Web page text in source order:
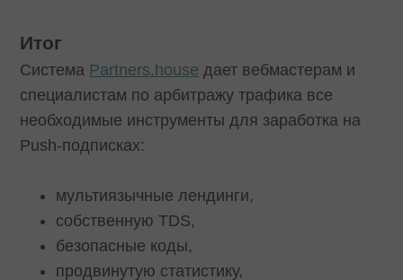
Итог
Система Partners.house дает вебмастерам и
специалистам по арбитражу трафика все
необходимые инструменты для заработка на
Push-подписках:
мультиязычные лендинги,
собственную TDS,
безопасные коды,
продвинутую статистику,